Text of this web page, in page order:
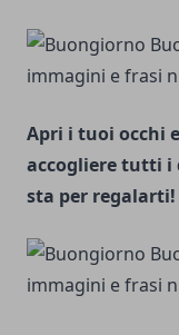
Apri i tuoi occhi
accogliere tutti i
sta per